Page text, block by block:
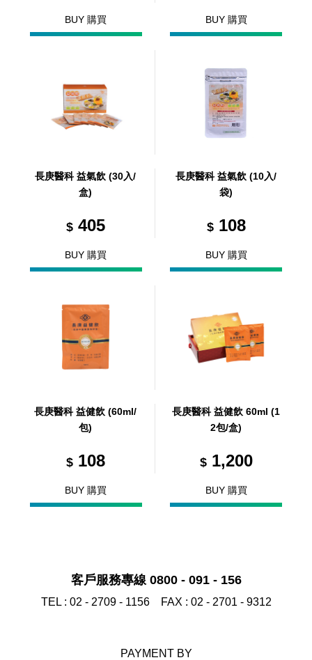
BUY 購買 BUY 購買
長庚醫科 益氣飲 (30入/
盒)
$405
BUY 購買
長庚醫科 益氣飲 (10入/
袋)
$108
BUY 購買
長庚醫科 益健飲 (60ml/
包)
$108
BUY 購買
長庚醫科 益健飲 60ml (1
2包/盒)
$1,200
BUY 購買